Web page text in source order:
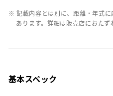
※ 記載内容とは別に、距離・年式
あります。詳細は販売店におたず
基本スペック